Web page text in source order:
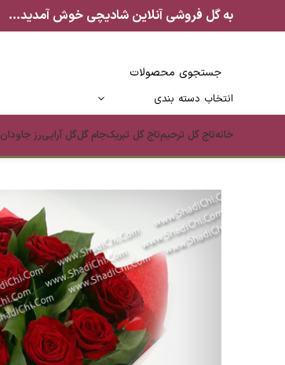
به گل فروشی آنلاین شادیچی خوش آمدید...
انتخاب دسته بندی
خانهتاج گل ترحیمتاج گل تبریکجام گلگل آراییرز جاودان